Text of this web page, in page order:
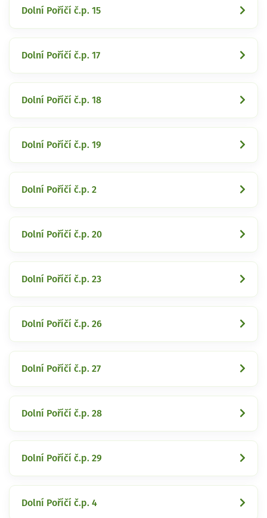
Dolní Poříčí č.p. 15
Dolní Poříčí č.p. 17
Dolní Poříčí č.p. 18
Dolní Poříčí č.p. 19
Dolní Poříčí č.p. 2
Dolní Poříčí č.p. 20
Dolní Poříčí č.p. 23
Dolní Poříčí č.p. 26
Dolní Poříčí č.p. 27
Dolní Poříčí č.p. 28
Dolní Poříčí č.p. 29
Dolní Poříčí č.p. 4